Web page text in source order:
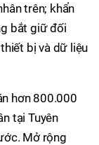
trên; khẩn
bắt giữ đối
bị và dữ liệu
hơn 800.000
tại Tuyên
Mở rộng